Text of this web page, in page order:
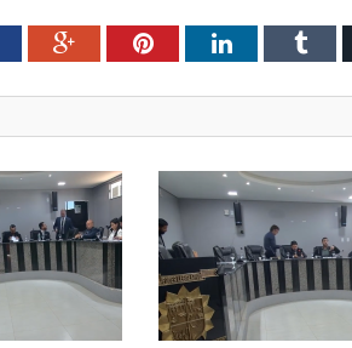
Google+PinterestLinkedIn